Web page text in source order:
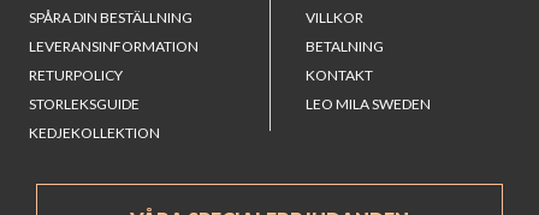
SPÅRA DIN BESTÄLLNING
LEVERANSINFORMATION
RETURPOLICY
STORLEKSGUIDE
KEDJEKOLLEKTION
VILLKOR
BETALNING
KONTAKT
LEO MILA SWEDEN